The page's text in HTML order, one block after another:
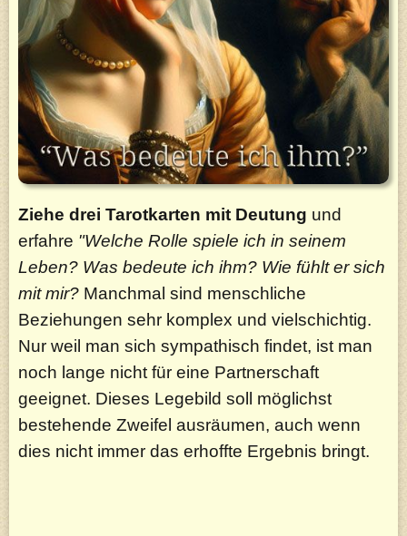
Ziehe drei Tarotkarten mit Deutung und
erfahre "Welche Rolle spiele ich in seinem
Leben? Was bedeute ich ihm? Wie fühlt er sich
mit mir? Manchmal sind menschliche
Beziehungen sehr komplex und vielschichtig.
Nur weil man sich sympathisch findet, ist man
noch lange nicht für eine Partnerschaft
geeignet. Dieses Legebild soll möglichst
bestehende Zweifel ausräumen, auch wenn
dies nicht immer das erhoffte Ergebnis bringt.